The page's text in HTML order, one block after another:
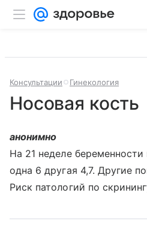
Консультации Гинекология
Носовая кость
анонимно
На 21 неделе
одна 6 другая 4,7. Другие
Риск патологий по